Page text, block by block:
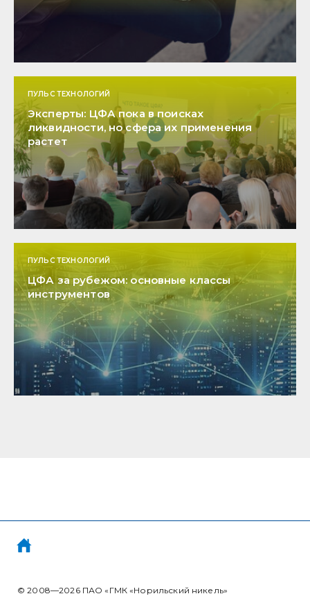
ПУЛЬС ТЕХНОЛОГИЙ
Эксперты: ЦФА пока в поисках
ликвидности, но сфера их применения
растет
ПУЛЬС ТЕХНОЛОГИЙ
ЦФА за рубежом: основные классы
инструментов
© 2008—2026 ПАО «ГМК «Норильский никель»